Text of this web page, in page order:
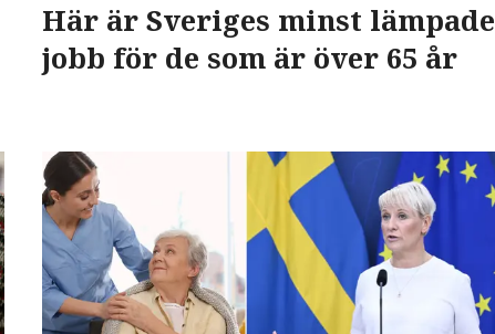
Här är Sveriges minst lämpade
jobb för de som är över 65 år